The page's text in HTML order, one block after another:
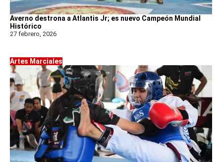
Averno destrona a Atlantis Jr; es nuevo Campeón Mundial
Histórico
27 febrero, 2026
Artes Marciales